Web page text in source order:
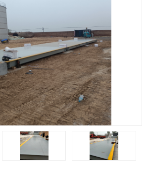
输送机
全自动输送机
食品螺旋塔
木材撕碎机
金属撕碎机